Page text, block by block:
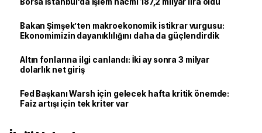
Bakan Şimşek’ten makroekonomik istikrar vurgusu:
Ekonomimizin dayanıklılığını daha da güçlendirdik
Altın fonlarına ilgi canlandı: İki ay sonra 3 milyar
dolarlık net giriş
Fed Başkanı Warsh için gelecek hafta kritik önemde:
Faiz artışı için tek kriter var